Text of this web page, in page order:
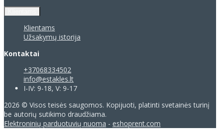
Klientams
Užsakymų istorija
Kontaktai
+37068334502
info@estakles.lt
I-IV: 9-18, V: 9-17
2026 © Visos teisės saugomos. Kopijuoti, platinti svetainės turinį
be autorių sutikimo draudžiama.
Elektroninių parduotuvių nuoma - eshoprent.com